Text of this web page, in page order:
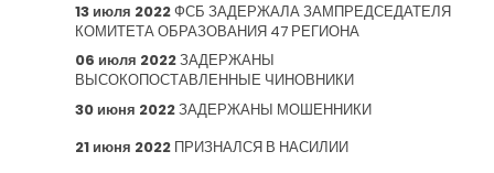
13 июля 2022ФСБ ЗАДЕРЖАЛА ЗАМПРЕДСЕДАТЕЛЯ
КОМИТЕТА ОБРАЗОВАНИЯ 47 РЕГИОНА
06 июля 2022ЗАДЕРЖАНЫ
ВЫСОКОПОСТАВЛЕННЫЕ ЧИНОВНИКИ
30 июня 2022ЗАДЕРЖАНЫ МОШЕННИКИ
21 июня 2022 ПРИЗНАЛСЯ В НАСИЛИИ